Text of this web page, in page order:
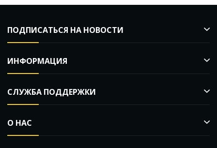
ПОДПИСАТЬСЯ НА НОВОСТИ
ИНФОРМАЦИЯ
СЛУЖБА ПОДДЕРЖКИ
О НАС